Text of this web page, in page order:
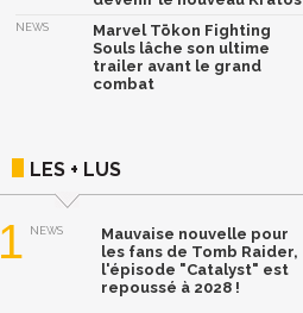
NEWS
Marvel Tōkon Fighting
Souls lâche son ultime
trailer avant le grand
combat
LES + LUS
1 NEWS
Mauvaise nouvelle pour
les fans de Tomb Raider,
l'épisode "Catalyst" est
repoussé à 2028 !